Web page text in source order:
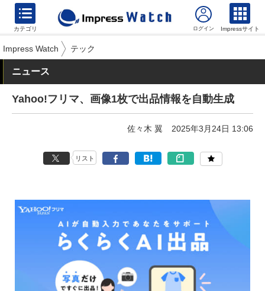
カテゴリ Impressサイト
Impress Watch テック
ニュース
Yahoo!フリマ、画像1枚で出品情報を自動生成
佐々木 翼 2025年3月24日 13:06
リスト